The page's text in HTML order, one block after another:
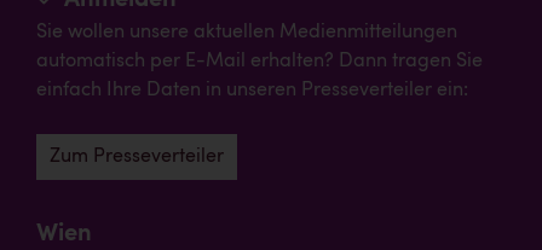
Sie wollen unsere aktuellen Medienmitteilungen
automatisch per E-Mail erhalten? Dann tragen Sie
einfach Ihre Daten in unseren Presseverteiler ein:
Zum Presseverteiler
Wien